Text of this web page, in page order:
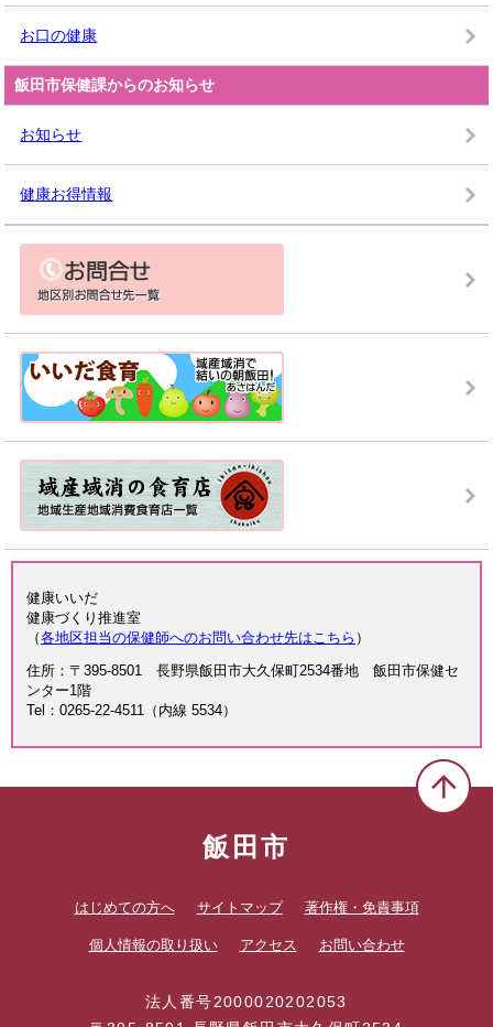
お口の健康
飯田市保健課からのお知らせ
お知らせ
健康お得情報
健康いいだ
健康づくり推進室
（各地区担当の保健師へのお問い合わせ先はこちら ）
住所：〒395-8501 長野県飯田市大久保町2534番地 飯田市保健セ
ンター1階
Tel：0265-22-4511（内線 5534）
飯田市
はじめての方へ サイトマップ 著作権・免責事項
個人情報の取り扱い アクセス お問い合わせ
法人番号2000020202053